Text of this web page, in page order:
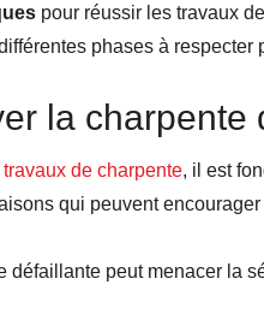
pour réussir les travaux
phases à respecter
la charpente
travaux de charpente, il est
qui peuvent encourager
défaillante peut menacer la